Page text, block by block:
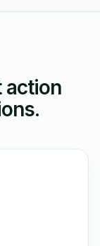
action